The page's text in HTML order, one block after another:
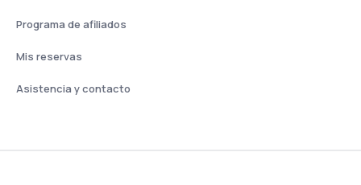
Programa de afiliados
Mis reservas
Asistencia y contacto